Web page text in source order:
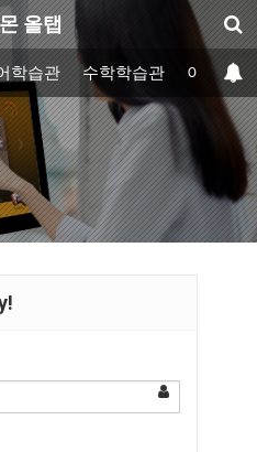
올탭
학습관 수학학습관 이러닝학